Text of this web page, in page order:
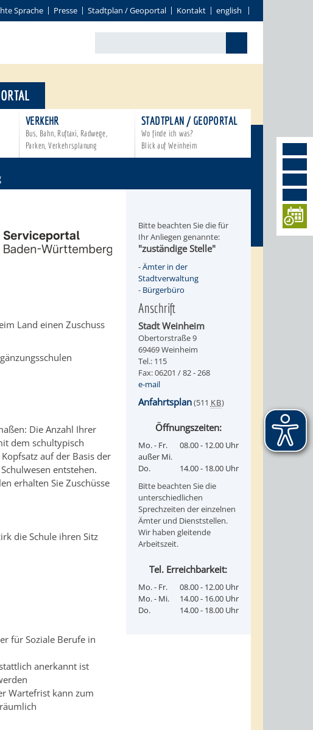
Sprache Presse Stadtplan / Geoportal Kontakt english
VERKEHR
Bus, Bahn, Ruftaxi, Radwege,
Parken, Verkehrsplanung
STADTPLAN / GEOPORTAL
Wo finde ich was?
Blick auf Weinheim
Land einen Zuschuss
Die Anzahl Ihrer
dem schultypisch
auf der Basis der
entstehen.
erhalten Sie Zuschüsse
die Schule ihren Sitz
für Soziale Berufe in
anerkannt ist
Wartefrist kann zum
Bitte beachten Sie die für
Ihr Anliegen genannte:
"zuständige Stelle"
-Ämter in der
Stadtverwaltung
- Bürgerbüro
Anschrift
Stadt Weinheim
Obertorstraße 9
69469 Weinheim
Tel.: 115
Fax: 06201 / 82 - 268
e-mail
Anfahrtsplan(511 KB)
Öffnungszeiten:
Mo. - Fr.
außer Mi.
08.00 - 12.00 Uhr
Do.
14.00 - 18.00 Uhr
Bitte beachten Sie die
unterschiedlichen
Sprechzeiten der einzelnen
Ämter und Dienststellen.
Wir haben gleitende
Arbeitszeit.
Tel. Erreichbarkeit:
Mo. - Fr.
08.00 - 12.00 Uhr
Mo. - Mi.
14.00 - 16.00 Uhr
Do.
14.00 - 18.00 Uhr